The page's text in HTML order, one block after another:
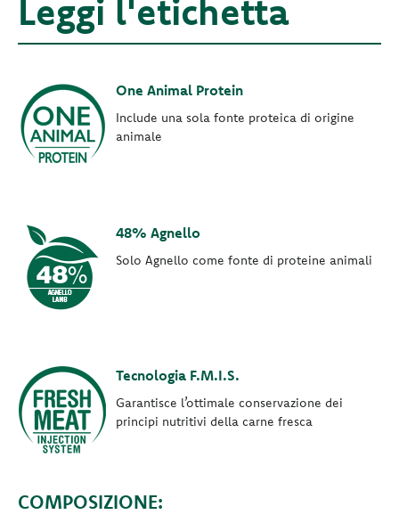
Leggi l'etichetta
One Animal Protein
Include una sola fonte proteica di origine
animale
48% Agnello
Solo Agnello come fonte di proteine animali
Tecnologia F.M.I.S.
Garantisce l’ottimale conservazione dei
principi nutritivi della carne fresca
COMPOSIZIONE: